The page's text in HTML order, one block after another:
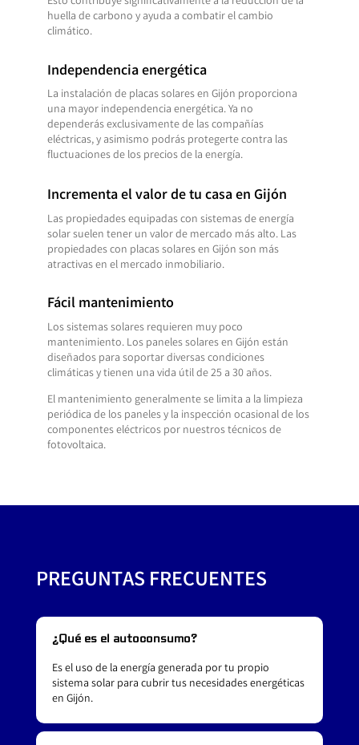
huella de carbono y ayuda a combatir el cambio
climático.
Independencia energética
La instalación de placas solares en Gijón proporciona
una mayor independencia energética. Ya no
dependerás exclusivamente de las compañías
eléctricas, y asimismo podrás protegerte contra las
fluctuaciones de los precios de la energía.
Incrementa el valor de tu casa en Gijón
Las propiedades equipadas con sistemas de energía
solar suelen tener un valor de mercado más alto. Las
propiedades con placas solares en Gijón son más
atractivas en el mercado inmobiliario.
Fácil mantenimiento
Los sistemas solares requieren muy poco
mantenimiento. Los paneles solares en Gijón están
diseñados para soportar diversas condiciones
climáticas y tienen una vida útil de 25 a 30 años.
El mantenimiento generalmente se limita a la limpieza
periódica de los paneles y la inspección ocasional de los
componentes eléctricos por nuestros técnicos de
fotovoltaica.
PREGUNTAS FRECUENTES
¿Qué es el autoconsumo?
Es el uso de la energía generada por tu propio
sistema solar para cubrir tus necesidades energéticas
en Gijón.